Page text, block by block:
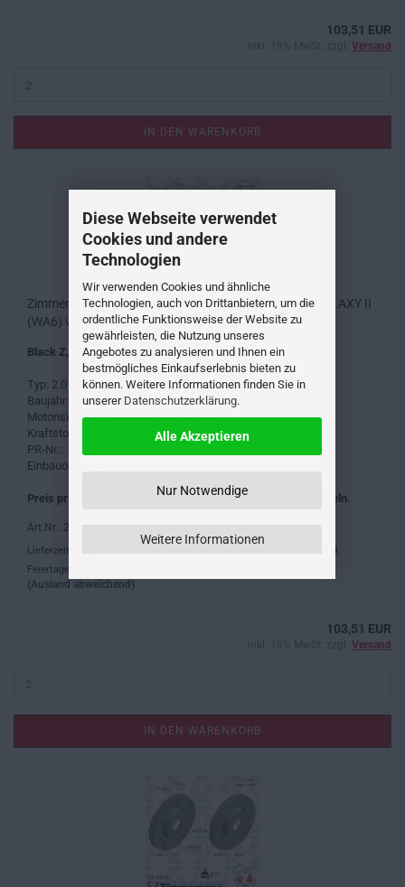
Diese Webseite verwendet
Cookies und andere
Technologien
Wir verwenden Cookies und ähnliche
Technologien, auch von Drittanbietern, um die
ordentliche Funktionsweise der Website zu
gewährleisten, die Nutzung unseres
Angebotes zu analysieren und Ihnen ein
bestmögliches Einkaufserlebnis bieten zu
können. Weitere Informationen finden Sie in
unserer Datenschutzerklärung.
Alle Akzeptieren
Nur Notwendige
Weitere Informationen
103,51 EUR
Versand
IN DEN WARENKORB
Zimmermann Sportbremsscheibe Black Z für FORD GALAXY II
(WA6) vorne
Black Z, Coat Z+ beschichtet
Typ: 2.0 TDCi
Baujahr: 01.11.2006 - 01.06.2015
Motorisierung: 1997 ccm ; 85KW/115PS
Kraftstoff: Diesel
PR-Nr.:
Einbauort: vorne
Preis pro Stück - Bremsscheiben sind paarweise zu wechseln.
Art.Nr.: 250.1360.53
Lieferzeit:
Feiertage) .
(Ausland abweichend)
103,51 EUR
Versand
IN DEN WARENKORB